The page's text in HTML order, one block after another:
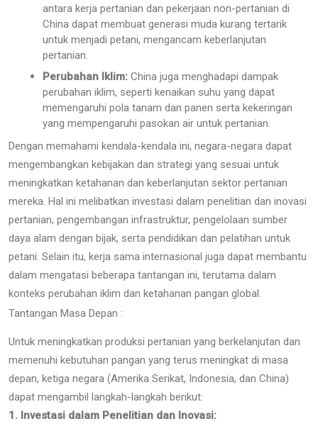
antara kerja pertanian dan pekerjaan non-pertanian di
China dapat membuat generasi muda kurang tertarik
untuk menjadi petani, mengancam keberlanjutan
pertanian.
Perubahan Iklim: China juga menghadapi dampak
perubahan iklim, seperti kenaikan suhu yang dapat
memengaruhi pola tanam dan panen serta kekeringan
yang mempengaruhi pasokan air untuk pertanian.
Dengan memahami kendala-kendala ini, negara-negara dapat
mengembangkan kebijakan dan strategi yang sesuai untuk
meningkatkan ketahanan dan keberlanjutan sektor pertanian
mereka. Hal ini melibatkan investasi dalam penelitian dan inovasi
pertanian, pengembangan infrastruktur, pengelolaan sumber
daya alam dengan bijak, serta pendidikan dan pelatihan untuk
petani. Selain itu, kerja sama internasional juga dapat membantu
dalam mengatasi beberapa tantangan ini, terutama dalam
konteks perubahan iklim dan ketahanan pangan global.
Tantangan Masa Depan :
Untuk meningkatkan produksi pertanian yang berkelanjutan dan
memenuhi kebutuhan pangan yang terus meningkat di masa
depan, ketiga negara (Amerika Serikat, Indonesia, dan China)
dapat mengambil langkah-langkah berikut:
1. Investasi dalam Penelitian dan Inovasi: